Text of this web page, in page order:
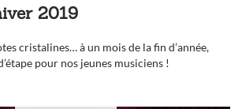
2019
cristalines… à un mois de la fin d’année,
pour nos jeunes musiciens !